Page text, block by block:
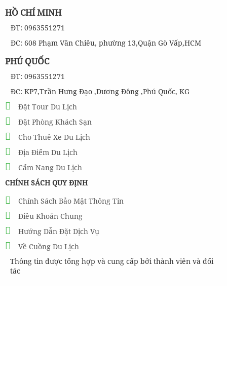
HỒ CHÍ MINH
ĐT: 0963551271
ĐC: 608 Phạm Văn Chiêu, phường 13,Quận Gò Vấp,HCM
PHÚ QUỐC
ĐT: 0963551271
ĐC: KP7,Trần Hưng Đạo ,Dương Đông ,Phú Quốc, KG
Đặt Tour Du Lịch
Đặt Phòng Khách Sạn
Cho Thuê Xe Du Lịch
Địa Điểm Du Lịch
Cẩm Nang Du Lịch
CHÍNH SÁCH QUY ĐỊNH
Chính Sách Bảo Mật Thông Tin
Điều Khoản Chung
Hướng Dẫn Đặt Dịch Vụ
Về Cuồng Du Lịch
Thông tin được tổng hợp và cung cấp bởi thành viên và đối
tác